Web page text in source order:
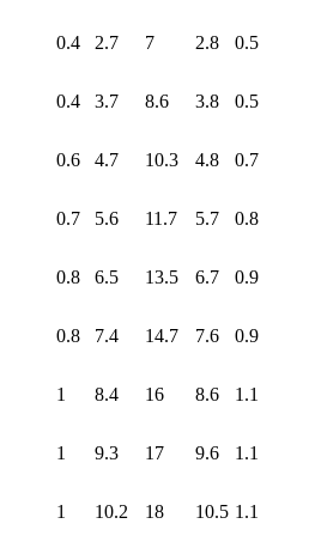
0.4 2.7 7 2.8 0.5
0.4 3.7 8.6 3.8 0.5
0.6 4.7 10.3 4.8 0.7
0.7 5.6 11.7 5.7 0.8
0.8 6.5 13.5 6.7 0.9
0.8 7.4 14.7 7.6 0.9
1 8.4 16 8.6 1.1
1 9.3 17 9.6 1.1
1 10.2 18 10.5 1.1